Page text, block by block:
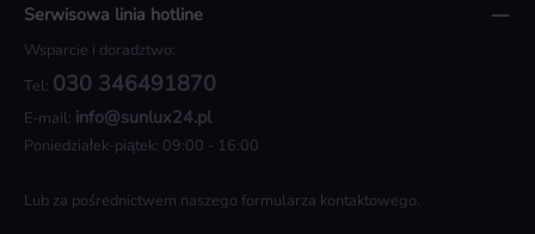
Serwisowa linia hotline
Wsparcie i doradztwo:
Tel: 030 346491870
E-mail: info@sunlux24.pl
Poniedziałek-piątek: 09:00 - 16:00
Lub za pośrednictwem naszego formularza kontaktowego.